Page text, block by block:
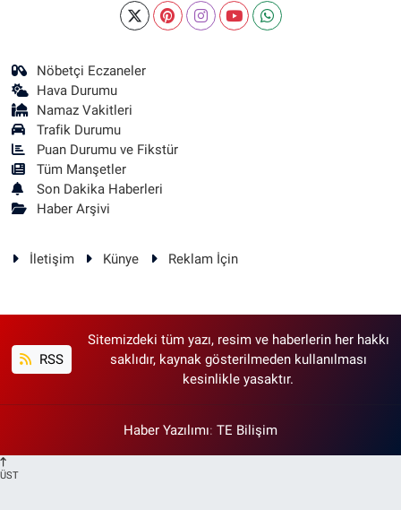
Nöbetçi Eczaneler
Hava Durumu
Namaz Vakitleri
Trafik Durumu
Puan Durumu ve Fikstür
Tüm Manşetler
Son Dakika Haberleri
Haber Arşivi
İletişim Künye Reklam İçin
RSS
Sitemizdeki tüm yazı, resim ve haberlerin her hakkı
saklıdır, kaynak gösterilmeden kullanılması
kesinlikle yasaktır.
Haber Yazılımı: TE Bilişim
ÜST